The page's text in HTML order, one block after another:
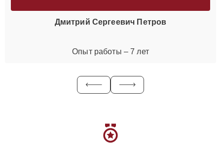
Дмитрий Сергеевич Петров
Опыт работы – 7 лет